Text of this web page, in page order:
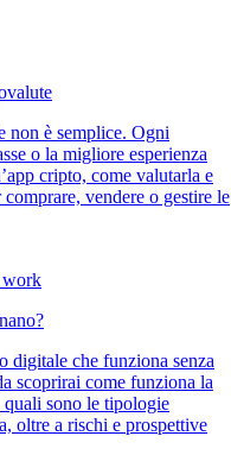
non è semplice. Ogni
o la migliore esperienza
cripto, come valutarla e
vendere o gestire le
digitale che funziona senza
scoprirai come funziona la
quali sono le tipologie
oltre a rischi e prospettive